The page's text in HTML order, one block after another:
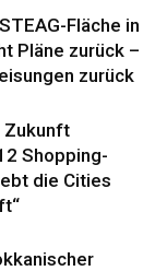
Fläche in
Pläne zurück –
zurück
Zukunft
Shopping-
die Cities